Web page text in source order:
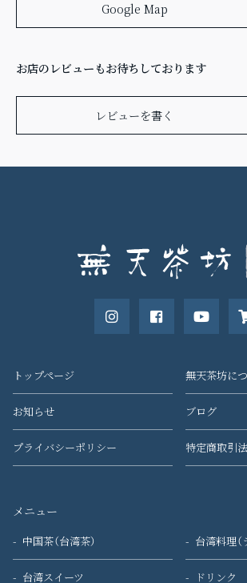
Google Map
お店のレビューもお待ちしております
レビューを書く
トップページ 無天茶坊に
お知らせ ブログ
プライバシーポリシー 特定商取引
メニュー
中国茶（台湾茶） 台湾料理（
台湾スイーツ ドリンク